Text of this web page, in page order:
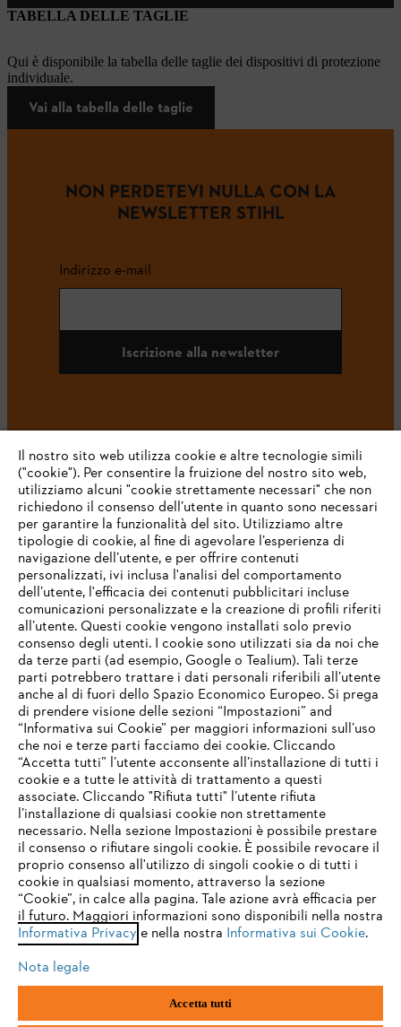
TABELLA DELLE TAGLIE
Qui è disponibile la tabella delle taglie dei dispositivi di protezione
individuale.
Vai alla tabella delle taglie
NON PERDETEVI NULLA CON LA
NEWSLETTER STIHL
Indirizzo e-mail
Iscrizione alla newsletter
#STIHL
L’azienda
STIHL FAQ
Service
Termini e condizioni generali Privacy policy
Note legali Cookies Informazioni legali
Andreas STIHL S.p.A. - Viale delle Industrie, 15
20040 Cambiago (MI)
Email:info@stihl.it
PEC:amministrazione@stihl-pec.it
Numero di partita IVA: 09883420151.
Società a socio unico, soggetta a direzione e coordinamento di Andreas
IHR BROWSER WIRD NICHT
UNTERSTÜTZT
Sie nutzen einen Browser, den wir noch nicht unterstützen. Für
eine optimale Nutzung unserer Seite empfehlen wir Ihnen, zu
einem der folgenden Browser zu wechseln:
firefox chrome
safari edge
Il nostro sito web utilizza cookie e altre tecnologie simili
("cookie"). Per consentire la fruizione del nostro sito web,
utilizziamo alcuni "cookie strettamente necessari" che non
richiedono il consenso dell’utente in quanto sono necessari
per garantire la funzionalità del sito. Utilizziamo altre
tipologie di cookie, al fine di agevolare l’esperienza di
navigazione dell’utente, e per offrire contenuti
personalizzati, ivi inclusa l'analisi del comportamento
dell’utente, l'efficacia dei contenuti pubblicitari incluse
comunicazioni personalizzate e la creazione di profili riferiti
all’utente. Questi cookie vengono installati solo previo
consenso degli utenti. I cookie sono utilizzati sia da noi che
da terze parti (ad esempio, Google o Tealium). Tali terze
parti potrebbero trattare i dati personali riferibili all’utente
anche al di fuori dello Spazio Economico Europeo. Si prega
di prendere visione delle sezioni “Impostazioni” and
“Informativa sui Cookie” per maggiori informazioni sull’uso
che noi e terze parti facciamo dei cookie. Cliccando
“Accetta tutti” l’utente acconsente all’installazione di tutti i
cookie e a tutte le attività di trattamento a questi
associate. Cliccando "Rifiuta tutti" l’utente rifiuta
l’installazione di qualsiasi cookie non strettamente
necessario. Nella sezione Impostazioni è possibile prestare
il consenso o rifiutare singoli cookie. È possibile revocare il
proprio consenso all'utilizzo di singoli cookie o di tutti i
cookie in qualsiasi momento, attraverso la sezione
“Cookie”, in calce alla pagina. Tale azione avrà efficacia per
il futuro. Maggiori informazioni sono disponibili nella nostra
Informativa Privacy e nella nostra Informativa sui Cookie.
Nota legale
Accetta tutti